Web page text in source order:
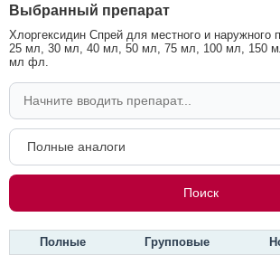
Выбранный препарат
Хлоргексидин Спрей для местного и наружного
25 мл, 30 мл, 40 мл, 50 мл, 75 мл, 100 мл, 150
мл фл.
Полные Групповые